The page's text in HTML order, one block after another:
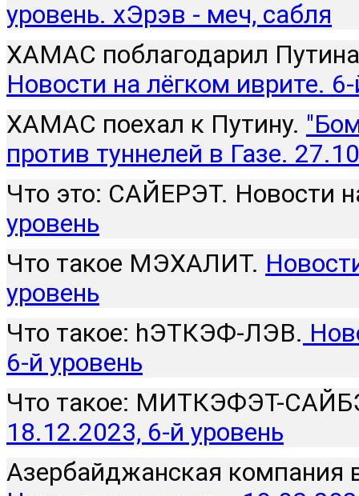
уровень. хЭрэв - меч, сабля
ХАМАС поблагодарил
Новости на лёгком иврите.
ХАМАС поехал к Путину.
против туннелей в Газе.
Что это: САЙЕРЭТ. Новости
уровень
Что такое МЭХАЛИТ.
уровень
Что такое: hЭТКЭФ-ЛЭВ.
6-й уровень
Что такое: МИТКЭФЭТ-
18.12.2023, 6-й уровень
Азербайджанская компания